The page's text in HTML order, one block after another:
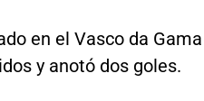
en el Vasco da Gama
y anotó dos goles.